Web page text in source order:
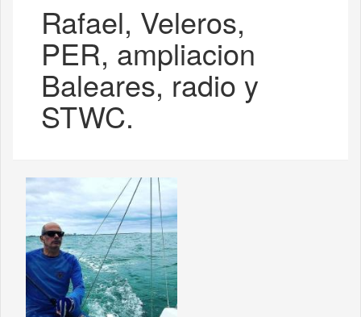
Rafael, Veleros,
PER, ampliacion
Baleares, radio y
STWC.